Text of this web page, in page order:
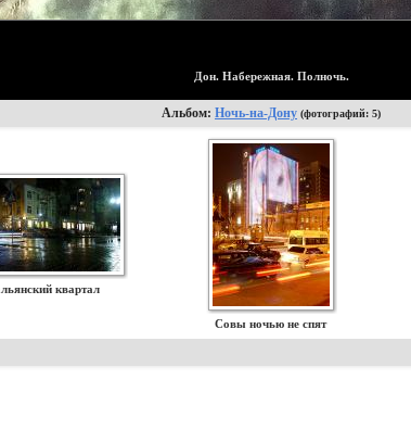
Дон. Набережная. Полночь.
Альбом: Ночь-на-Дону (фотографий: 5)
квартал
Совы ночью не спят